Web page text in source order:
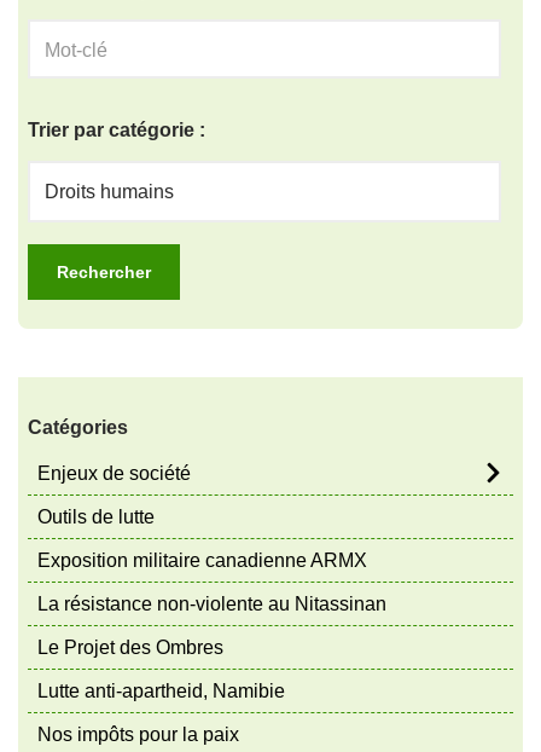
Trier par catégorie :
Catégories
Enjeux de société
Outils de lutte
Exposition militaire canadienne ARMX
La résistance non-violente au Nitassinan
Le Projet des Ombres
Lutte anti-apartheid, Namibie
Nos impôts pour la paix